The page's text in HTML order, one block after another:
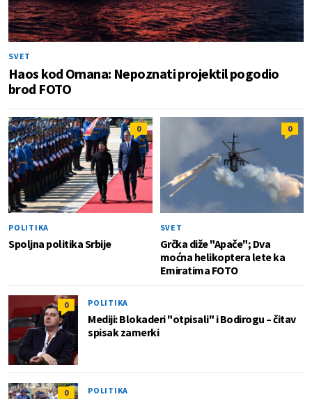
SVET
Haos kod Omana: Nepoznati projektil pogodio
brod FOTO
0
POLITIKA
Spoljna politika Srbije
0
SVET
Grčka diže "Apače"; Dva
moćna helikoptera lete ka
Emiratima FOTO
0 POLITIKA
Mediji: Blokaderi "otpisali" i Bodirogu – čitav
spisak zamerki
0 POLITIKA